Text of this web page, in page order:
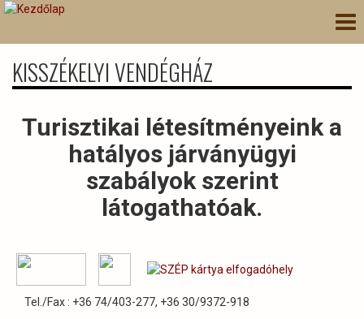
Ugrás
KISSZÉKELYI VENDÉGHÁZ
Turisztikai létesítményeink a
hatályos járványügyi
szabályok szerint
látogathatóak.
Tel./Fax : +36 74/403-277, +36 30/9372-918